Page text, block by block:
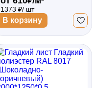
1800*1250*0,5
двухсторонний
ламинированный
1373 ₽/ шт
В корзину